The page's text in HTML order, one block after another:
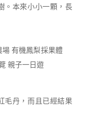
。本來小小一顆，長
毛丹，而且已經結果